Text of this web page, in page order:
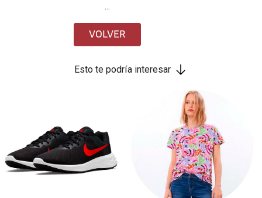
...
VOLVER
Esto te podría interesar